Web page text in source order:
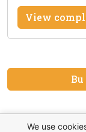
View
We use